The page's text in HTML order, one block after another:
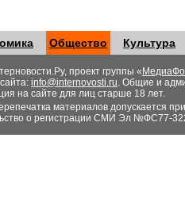
Общество Культура
проект группы «
info@internovosti.ru. Общие и
на сайте для лиц старше 18 лет.
материалов допускается
о регистрации СМИ Эл №ФС77-